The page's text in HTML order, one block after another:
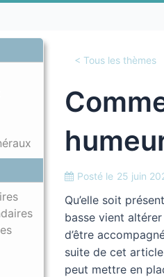
< Tous les thèmes
Posté le 25 juin
Qu’elle soit
basse vient
d’être
suite de cet
peut mettre en